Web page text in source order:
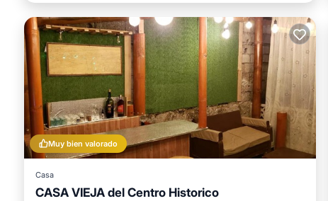
Muy bien valorado
Casa
CASA VIEJA del Centro Historico